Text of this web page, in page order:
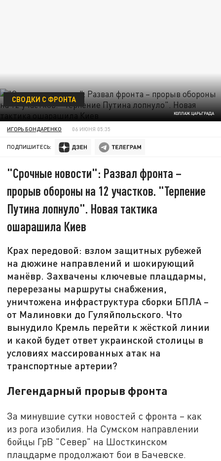
КОЛЛАЖ ЦАРЬГРАДА
СВОДКИ С ФРОНТА
ИГОРЬ БОНДАРЕНКО 06 ИЮНЯ 05:35
ПОДПИШИТЕСЬ:
"Срочные новости": Развал фронта –
прорыв обороны на 12 участков. "Терпение
Путина лопнуло". Новая тактика
ошарашила Киев
Крах передовой: взлом защитных рубежей
на дюжине направлений и шокирующий
манёвр. Захвачены ключевые плацдармы,
перерезаны маршруты снабжения,
уничтожена инфраструктура сборки БПЛА –
от Малиновки до Гуляйпольского. Что
вынудило Кремль перейти к жёсткой линии
и какой будет ответ украинской столицы в
условиях массированных атак на
транспортные артерии?
Легендарный прорыв фронта
За минувшие сутки новостей с фронта – как
из рога изобилия. На Сумском направлении
бойцы ГрВ "Север" на Шосткинском
плацдарме продолжают бои в Бачевске.